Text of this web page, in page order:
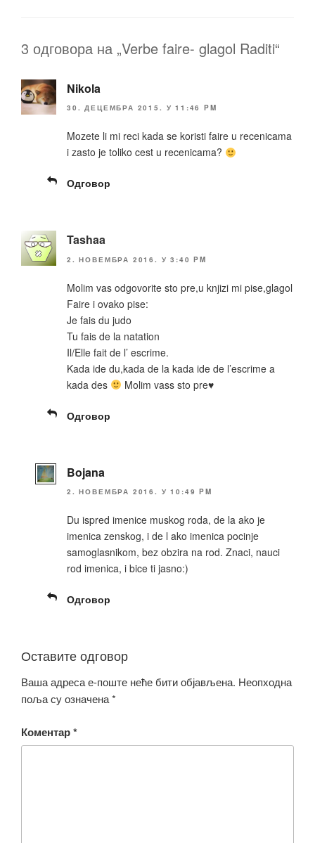
3 одговора на „Verbe faire- glagol Raditi“
Nikola
30. ДЕЦЕМБРА 2015. У 11:46 PM
Mozete li mi reci kada se koristi faire u recenicama
i zasto je toliko cest u recenicama?
Одговор
Tashaa
2. НОВЕМБРА 2016. У 3:40 PM
Molim vas odgovorite sto pre,u knjizi mi pise,glagol
Faire i ovako pise:
Je fais du judo
Tu fais de la natation
Il/Elle fait de l’ escrime.
Kada ide du,kada de la kada ide de l’escrime a
kada des
Molim vass sto pre♥
Одговор
Bojana
2. НОВЕМБРА 2016. У 10:49 PM
Du ispred imenice muskog roda, de la ako je
imenica zenskog, i de l ako imenica pocinje
samoglasnikom, bez obzira na rod. Znaci, nauci
rod imenica, i bice ti jasno:)
Одговор
Оставите одговор
Ваша адреса е-поште неће бити објављена. Неопходна
поља су означена*
Коментар*